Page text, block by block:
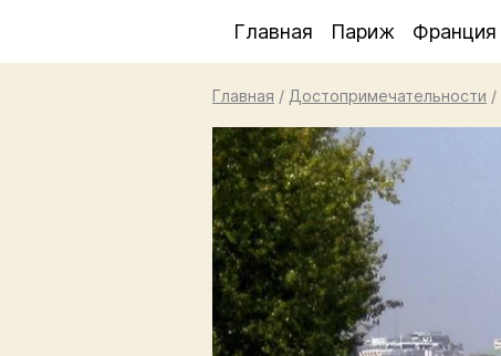
Главная Париж Франция
Главная / Достопримечательности /